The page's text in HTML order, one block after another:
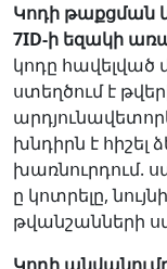
Կոդի
7ID-ի եզակի
կոդը հավելված
ստեղծում է
խնդիրն է հիշել
խառնուրդում.
ը կոտրելը,
թվանշանների